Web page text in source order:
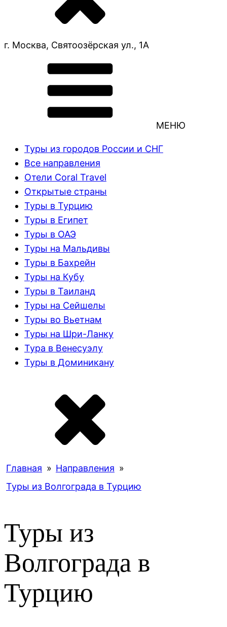
г. Москва, Святоозёрская ул., 1А
МЕНЮ
Туры из городов России и СНГ
Все направления
Отели Coral Travel
Открытые страны
Туры в Турцию
Туры в Египет
Туры в ОАЭ
Туры на Мальдивы
Туры в Бахрейн
Туры на Кубу
Туры в Таиланд
Туры на Сейшелы
Туры во Вьетнам
Туры на Шри-Ланку
Тура в Венесуэлу
Туры в Доминикану
Главная » Направления »
Туры из Волгограда в Турцию
Туры из
Волгограда в
Турцию